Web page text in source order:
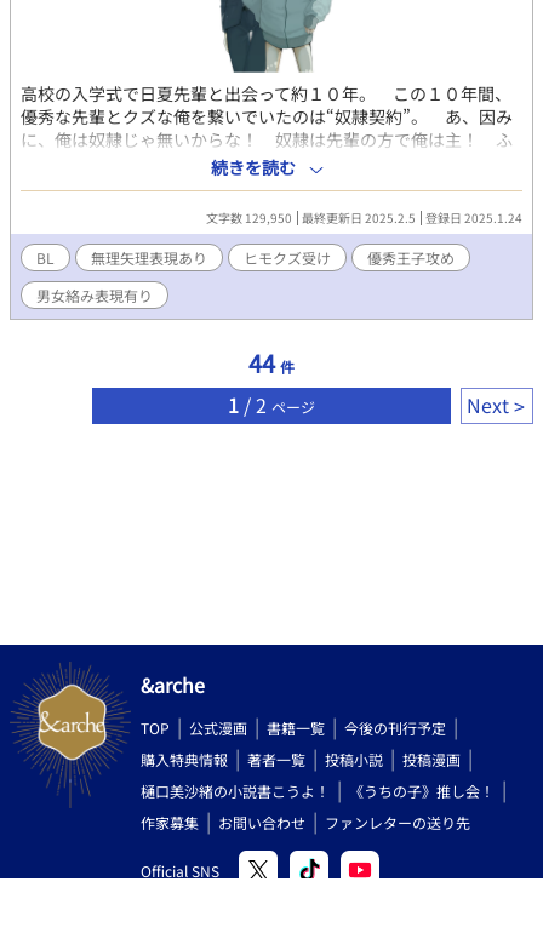
高校の入学式で日夏先輩と出会って約１０年。 この１０年間、
優秀な先輩とクズな俺を繋いでいたのは“奴隷契約”。 あ、因み
に、俺は奴隷じゃ無いからな！ 奴隷は先輩の方で俺は主！ ふ
はははっ、優秀な男を思い通りに出来るって最高だよな？ 一言
命令すれば忠実にそれを叶えてくれる。家とか飯とか下の世話ま
で。 …でもさ、最近、凄くイライラするんだよな〜あのクソ日
夏先輩見てると。 だから契約解消の呪文「関係解消」をメール
で送信しバックれてやったワケ。 丁度、家も無くしたから、住
み込みで働ける所の最寄りの駅に来たんだけど、迎えを待ってる
時に待合室で寝ちゃってさ、気付くと高校の入学式。俺は、昔の
俺の身体に入って見たり聞いたりしか出来ない状態。この、忠実
続きを読む
文字数 129,950 最終更新日 2025.2.5 登録日 2025.1.24
BL 無理矢理表現あり ヒモクズ受け
優秀王子攻め
男女絡み表現有り
44 件
1 / 2 ページ Next
&arche
TOP 公式漫画 書籍一覧
今後の刊行予定
購入特典情報
著者一覧 投稿小説
投稿漫画
樋口美沙緒の小説書こうよ！
《うちの子》推し会！
作家募集
お問い合わせ ファンレターの送り先
Official SNS